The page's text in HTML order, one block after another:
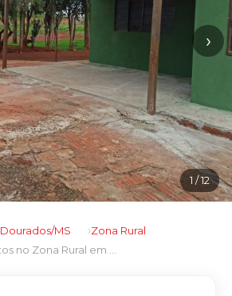
›
1 / 12
Dourados/MS
Zona Rural